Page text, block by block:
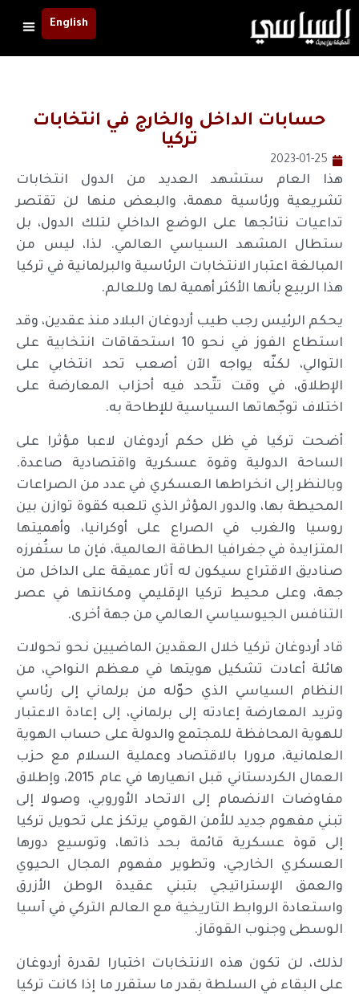
English
حسابات الداخل والخارج في انتخابات
تركيا
2023-01-25
هذا العام ستشهد العديد من الدول انتخابات
تشريعية ورئاسية مهمة، والبعض منها لن تقتصر
تداعيات نتائجها على الوضع الداخلي لتلك الدول، بل
ستطال المشهد السياسي العالمي. لذا، ليس من
المبالغة اعتبار الانتخابات الرئاسية والبرلمانية في تركيا
هذا الربيع بأنها الأكثر أهمية لها وللعالم.
يحكم الرئيس رجب طيب أردوغان البلاد منذ عقدين، وقد
استطاع الفوز في نحو 10 استحقاقات انتخابية على
التوالي، لكنّه يواجه الآن أصعب تحد انتخابي على
الإطلاق، في وقت تتّحد فيه أحزاب المعارضة على
اختلاف توجّهاتها السياسية للإطاحة به.
أضحت تركيا في ظل حكم أردوغان لاعبا مؤثرا على
الساحة الدولية وقوة عسكرية واقتصادية صاعدة.
وبالنظر إلى انخراطها العسكري في عدد من الصراعات
المحيطة بها، والدور المؤثر الذي تلعبه كقوة توازن بين
روسيا والغرب في الصراع على أوكرانيا، وأهميتها
المتزايدة في جغرافيا الطاقة العالمية، فإن ما ستُفرزه
صناديق الاقتراع سيكون له آثار عميقة على الداخل من
جهة، وعلى محيط تركيا الإقليمي ومكانتها في عصر
التنافس الجيوسياسي العالمي من جهة أخرى.
قاد أردوغان تركيا خلال العقدين الماضيين نحو تحولات
هائلة أعادت تشكيل هويتها في معظم النواحي، من
النظام السياسي الذي حوّله من برلماني إلى رئاسي
وتريد المعارضة إعادته إلى برلماني، إلى إعادة الاعتبار
للهوية المحافظة للمجتمع والدولة على حساب الهوية
العلمانية، مرورا بالاقتصاد وعملية السلام مع حزب
العمال الكردستاني قبل انهيارها في عام 2015، وإطلاق
مفاوضات الانضمام إلى الاتحاد الأوروبي، وصولا إلى
تبني مفهوم جديد للأمن القومي يرتكز على تحويل تركيا
إلى قوة عسكرية قائمة بحد ذاتها، وتوسيع دورها
العسكري الخارجي، وتطوير مفهوم المجال الحيوي
والعمق الإستراتيجي بتبني عقيدة الوطن الأزرق
واستعادة الروابط التاريخية مع العالم التركي في آسيا
الوسطى وجنوب القوقاز.
لذلك، لن تكون هذه الانتخابات اختبارا لقدرة أردوغان
على البقاء في السلطة بقدر ما ستقرر ما إذا كانت تركيا